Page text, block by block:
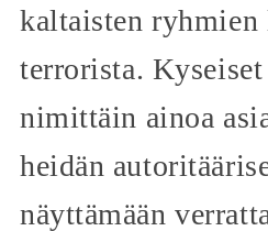
kaltaisten ryhmien
terrorista.
nimittäin ainoa
heidän
näyttämään